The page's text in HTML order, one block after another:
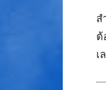
ส
ต้
เ